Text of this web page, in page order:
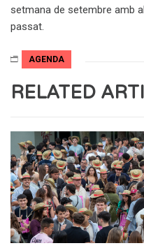
setmana de setembre amb
passat.
AGENDA
RELATED